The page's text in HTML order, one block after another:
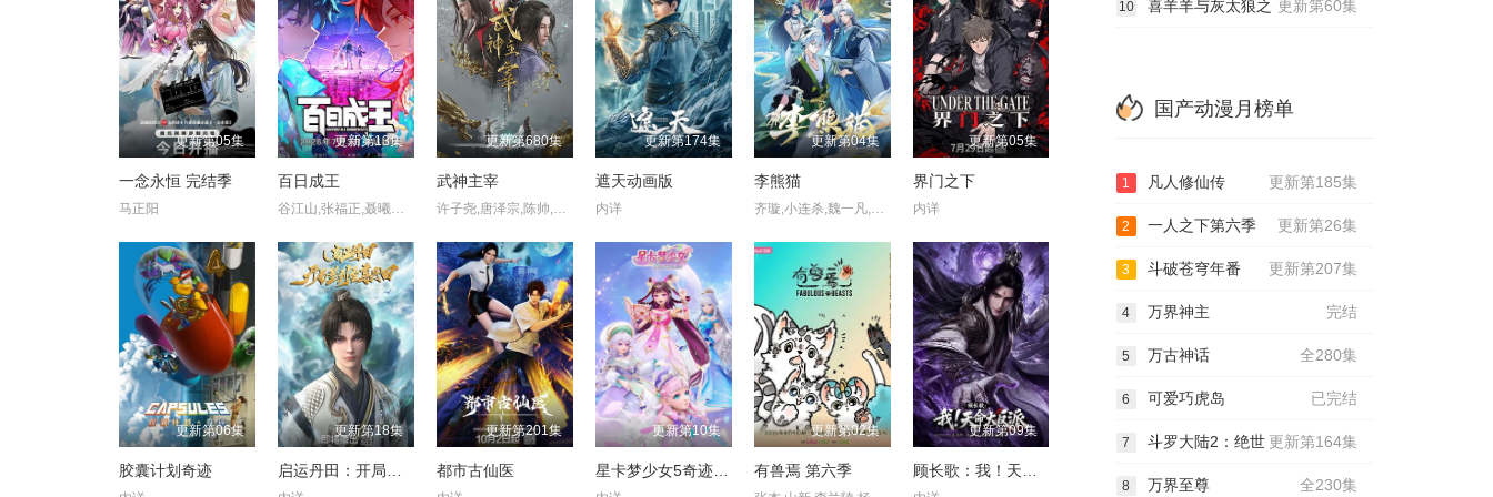
更新第05集
一念永恒 完结季
马正阳
更新第13集
百日成王
谷江山,张福正,聂曦映,李楠,姜贺,赵熠彤,若瑾
更新第680集
武神主宰
许子尧,唐泽宗,陈帅,吴凡
更新第174集
遮天动画版
内详
更新第04集
李熊猫
齐璇,小连杀,魏一凡,朱祎,夜叉,张恩泽,路扬,图特哈蒙
更新第05集
界门之下
内详
更新第06集
胶囊计划奇迹
更新第18集 更新第201集
都市古仙医
更新第10集
星卡梦少女5奇迹绽放
更新第02集
有兽焉 第六季
更新第09集
更新第60集
10 喜羊羊与灰太狼之
国产动漫月榜单
更新第185集
1 凡人修仙传
更新第26集
2 一人之下第六季
更新第207集
3 斗破苍穹年番
完结
4 万界神主
全280集
5 万古神话
已完结
6 可爱巧虎岛
更新第164集
7 斗罗大陆2：绝世
全230集
8 万界至尊